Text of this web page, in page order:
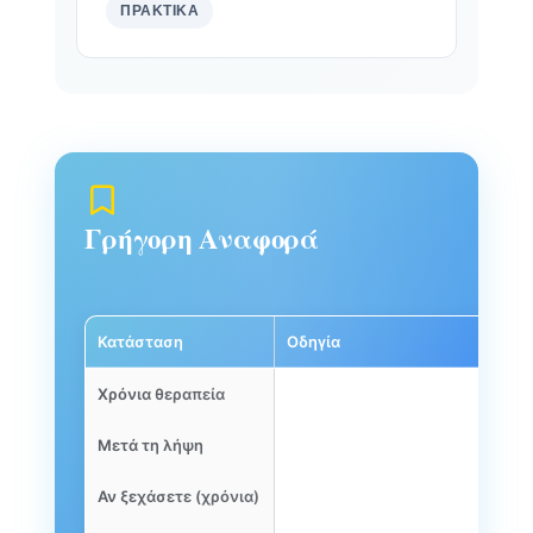
ΠΡΑΚΤΙΚΆ
Γρήγορη Αναφορά
Κατάσταση Οδηγία
Χρόνια θεραπεία
Μετά τη λήψη
Αν ξεχάσετε (χρόνια)